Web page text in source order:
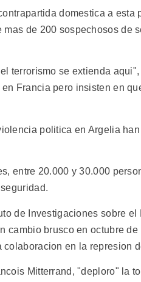
domestica a
de 200 sospechosos de
terrorismo se extienda
Francia pero insisten en
politica en Argelia
entre 20.000 y 30.000
de Investigaciones sobre
cambio brusco en octubre
en la represion
Mitterrand, "deploro" la